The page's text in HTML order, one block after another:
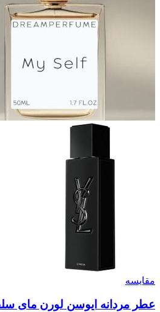
مقایسه
عطر مردانه ایوسن لورن مای